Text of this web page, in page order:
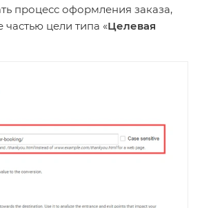
процесс оформления заказа,
частью цели типа «Целевая